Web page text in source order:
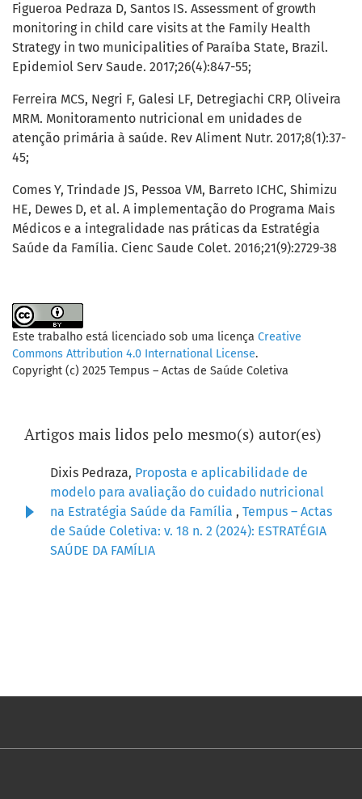
Figueroa Pedraza D, Santos IS. Assessment of growth
monitoring in child care visits at the Family Health
Strategy in two municipalities of Paraíba State, Brazil.
Epidemiol Serv Saude. 2017;26(4):847-55;
Ferreira MCS, Negri F, Galesi LF, Detregiachi CRP, Oliveira
MRM. Monitoramento nutricional em unidades de
atenção primária à saúde. Rev Aliment Nutr. 2017;8(1):37-
45;
Comes Y, Trindade JS, Pessoa VM, Barreto ICHC, Shimizu
HE, Dewes D, et al. A implementação do Programa Mais
Médicos e a integralidade nas práticas da Estratégia
Saúde da Família. Cienc Saude Colet. 2016;21(9):2729-38
Este trabalho está licenciado sob uma licença Creative
Commons Attribution 4.0 International License.
Copyright (c) 2025 Tempus – Actas de Saúde Coletiva
Artigos mais lidos pelo mesmo(s) autor(es)
Dixis Pedraza, Proposta e aplicabilidade de
modelo para avaliação do cuidado nutricional
na Estratégia Saúde da Família , Tempus – Actas
de Saúde Coletiva: v. 18 n. 2 (2024): ESTRATÉGIA
SAÚDE DA FAMÍLIA